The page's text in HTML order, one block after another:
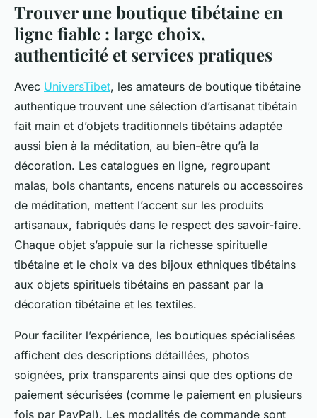
Trouver une boutique tibétaine en
ligne fiable : large choix,
authenticité et services pratiques
Avec UniversTibet, les amateurs de boutique tibétaine
authentique trouvent une sélection d’artisanat tibétain
fait main et d’objets traditionnels tibétains adaptée
aussi bien à la méditation, au bien-être qu’à la
décoration. Les catalogues en ligne, regroupant
malas, bols chantants, encens naturels ou accessoires
de méditation, mettent l’accent sur les produits
artisanaux, fabriqués dans le respect des savoir-faire.
Chaque objet s’appuie sur la richesse spirituelle
tibétaine et le choix va des bijoux ethniques tibétains
aux objets spirituels tibétains en passant par la
décoration tibétaine et les textiles.
Pour faciliter l’expérience, les boutiques spécialisées
affichent des descriptions détaillées, photos
soignées, prix transparents ainsi que des options de
paiement sécurisées (comme le paiement en plusieurs
fois par PayPal). Les modalités de commande sont